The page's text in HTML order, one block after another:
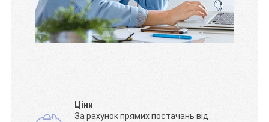
Ціни
За рахунок прямих постачань від